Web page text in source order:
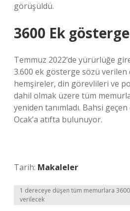
görüşüldü.
3600 Ek
Temmuz 2022’de yürürlüğe
3.600 ek gösterge sözü
hemşireler, din görevlileri ve
dahil olmak üzere tüm
yeniden tanımladı. Bahsi
Ocak’a atıfta bulunuyor.
Tarih: Makaleler
1 dereceye düşen tüm memurlara
verilecek